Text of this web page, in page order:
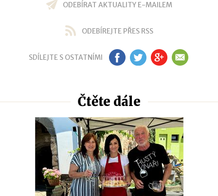
ODEBÍRAT AKTUALITY E-MAILEM
ODEBÍREJTE PŘES RSS
SDÍLEJTE S OSTATNÍMI FB TW GP EM
Čtěte dále